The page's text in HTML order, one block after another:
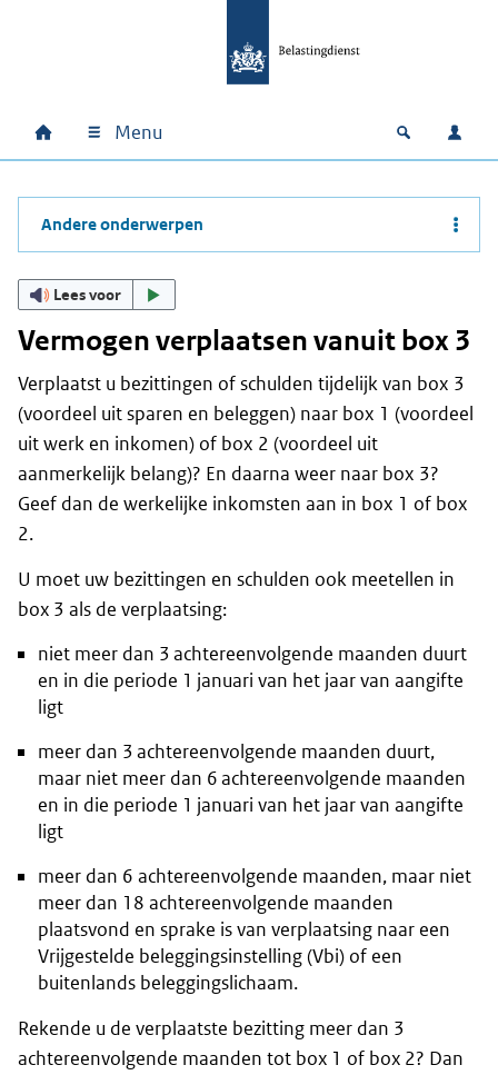
Hoofdnavigatie
Home Menu Open
Andere onderwerpen
Lees voor
Vermogen verplaatsen vanuit box 3
Verplaatst u bezittingen of schulden tijdelijk van box 3
(voordeel uit sparen en beleggen) naar box 1 (voordeel
uit werk en inkomen) of box 2 (voordeel uit
aanmerkelijk belang)? En daarna weer naar box 3?
Geef dan de werkelijke inkomsten aan in box 1 of box
2.
U moet uw bezittingen en schulden ook meetellen in
box 3 als de verplaatsing:
niet meer dan 3 achtereenvolgende maanden duurt
en in die periode 1 januari van het jaar van aangifte
ligt
meer dan 3 achtereenvolgende maanden duurt,
maar niet meer dan 6 achtereenvolgende maanden
en in die periode 1 januari van het jaar van aangifte
ligt
meer dan 6 achtereenvolgende maanden, maar niet
meer dan 18 achtereenvolgende maanden
plaatsvond en sprake is van verplaatsing naar een
Vrijgestelde beleggingsinstelling (Vbi) of een
buitenlands beleggingslichaam.
Rekende u de verplaatste bezitting meer dan 3
achtereenvolgende maanden tot box 1 of box 2? Dan